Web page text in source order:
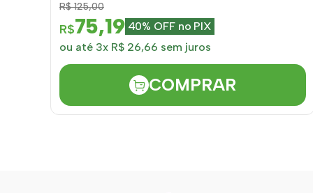
R$ 125,00
R$75,19 40% OFF no PIX
ou até 3x R$ 26,66 sem juros
COMPRAR